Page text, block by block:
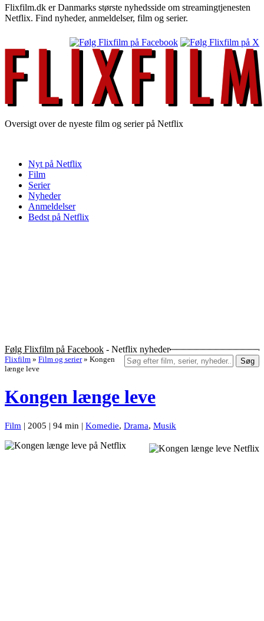
Flixfilm.dk er Danmarks største nyhedsside om streamingtjenesten
Netflix. Find nyheder, anmeldelser, film og serier.
Oversigt over de nyeste film og serier på Netflix
Nyt på Netflix
Film
Serier
Nyheder
Anmeldelser
Bedst på Netflix
Følg Flixfilm på Facebook - Netflix nyheder
Søg
Flixfilm » Film og serier » Kongen
længe leve
Kongen længe leve
Film | 2005 | 94 min | Komedie, Drama, Musik